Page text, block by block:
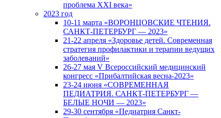
проблема XXI века»
2023 год
10-11 марта «ВОРОНЦОВСКИЕ ЧТЕНИЯ.
САНКТ-ПЕТЕРБУРГ — 2023»
21-22 апреля «Здоровье детей. Современная
стратегия профилактики и терапии ведущих
заболеваний»
26-27 мая V Всероссийский медицинский
конгресс «Прибалтийская весна-2023»
23-24 июня «СОВРЕМЕННАЯ
ПЕДИАТРИЯ. САНКТ-ПЕТЕРБУРГ —
БЕЛЫЕ НОЧИ — 2023»
29-30 сентября «Педиатрия Санкт-